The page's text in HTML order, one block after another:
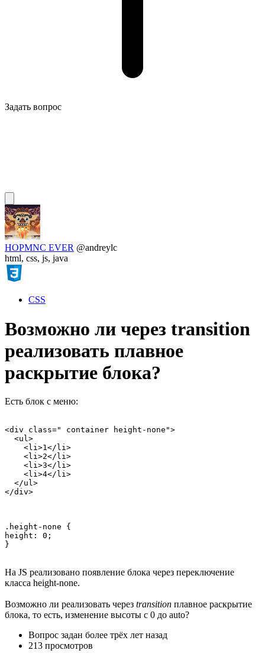
Задать вопрос
HOPMNC EVER @andreylc
html, css, js, java
CSS
Возможно ли через transition
реализовать плавное
раскрытие блока?
Есть блок с меню:
<div class=" container height-none">
  <ul>
    <li>1</li>
    <li>2</li>
    <li>3</li>
    <li>4</li>
  </ul>
</div>
.height-none {
height: 0;
}
На JS реализовано появление блока через переключение
класса height-none.
Возможно ли реализовать через transition плавное раскрытие
блока, то есть, изменение высоты с 0 до auto?
Вопрос задан более трёх лет назад
213 просмотров